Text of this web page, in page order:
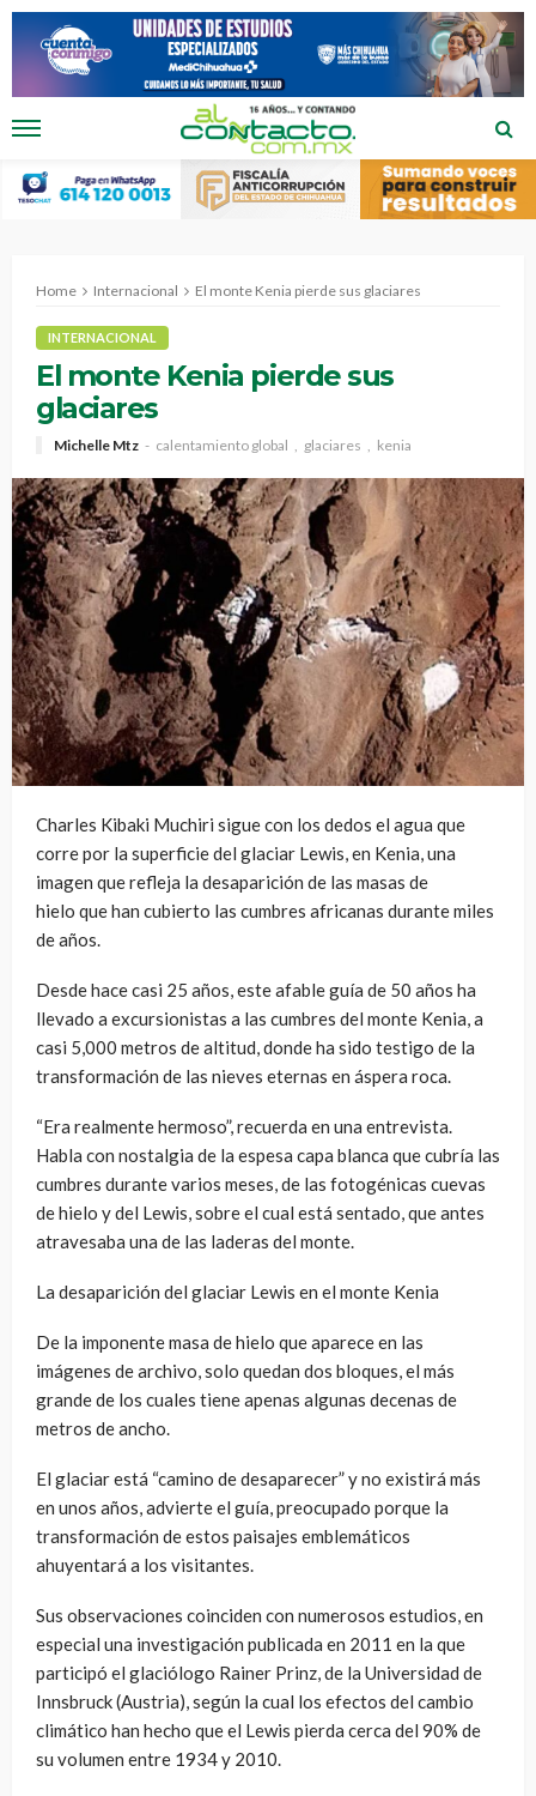
Home Internacional El monte Kenia pierde sus glaciares
INTERNACIONAL
El monte Kenia pierde sus
glaciares
Michelle Mtz calentamiento global glaciares kenia
Charles Kibaki Muchiri sigue con los dedos el agua que
corre por la superficie del glaciar Lewis, en Kenia, una
imagen que refleja la desaparición de las masas de
hielo que han cubierto las cumbres africanas durante miles
de años.
Desde hace casi 25 años, este afable guía de 50 años ha
llevado a excursionistas a las cumbres del monte Kenia, a
casi 5,000 metros de altitud, donde ha sido testigo de la
transformación de las nieves eternas en áspera roca.
“Era realmente hermoso”, recuerda en una entrevista.
Habla con nostalgia de la espesa capa blanca que cubría las
cumbres durante varios meses, de las fotogénicas cuevas
de hielo y del Lewis, sobre el cual está sentado, que antes
atravesaba una de las laderas del monte.
La desaparición del glaciar Lewis en el monte Kenia
De la imponente masa de hielo que aparece en las
imágenes de archivo, solo quedan dos bloques, el más
grande de los cuales tiene apenas algunas decenas de
metros de ancho.
El glaciar está “camino de desaparecer” y no existirá más
en unos años, advierte el guía, preocupado porque la
transformación de estos paisajes emblemáticos
ahuyentará a los visitantes.
Sus observaciones coinciden con numerosos estudios, en
especial una investigación publicada en 2011 en la que
participó el glaciólogo Rainer Prinz, de la Universidad de
Innsbruck (Austria), según la cual los efectos del cambio
climático han hecho que el Lewis pierda cerca del 90% de
su volumen entre 1934 y 2010.